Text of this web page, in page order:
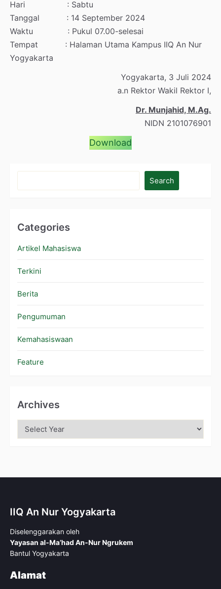
Hari : Sabtu
Tanggal : 14 September 2024
Waktu : Pukul 07.00-selesai
Tempat : Halaman Utama Kampus IIQ An Nur
Yogyakarta
Yogyakarta, 3 Juli 2024
a.n Rektor Wakil Rektor I,
Dr. Munjahid, M.Ag.
NIDN 2101076901
Download
Search
Categories
Artikel Mahasiswa
Terkini
Berita
Pengumuman
Kemahasiswaan
Feature
Archives
IIQ An Nur Yogyakarta
Diselenggarakan oleh
Yayasan al-Ma’had An-Nur Ngrukem
Bantul Yogyakarta
Alamat